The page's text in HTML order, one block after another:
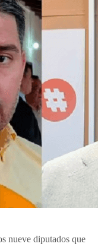
nueve diputados que